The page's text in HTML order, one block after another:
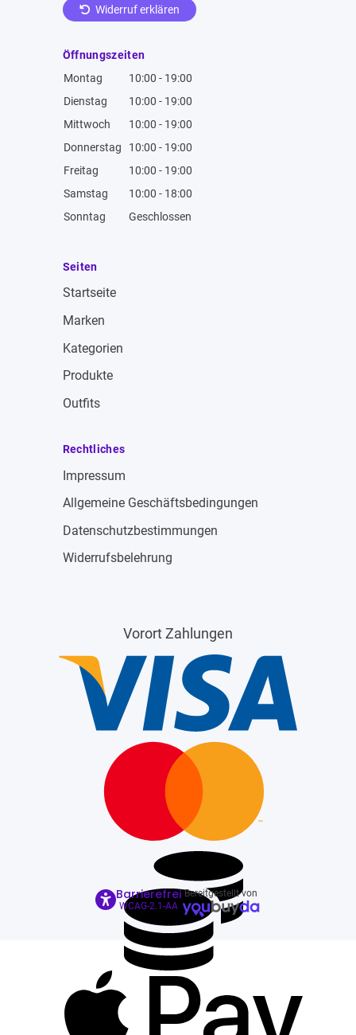
Widerruf erklären
Öffnungszeiten
Montag
10:00 - 19:00
Dienstag
10:00 - 19:00
Mittwoch
10:00 - 19:00
Donnerstag
10:00 - 19:00
Freitag
10:00 - 19:00
Samstag
10:00 - 18:00
Sonntag
Geschlossen
Seiten
Startseite
Marken
Kategorien
Produkte
Outfits
Rechtliches
Impressum
Allgemeine Geschäftsbedingungen
Datenschutzbestimmungen
Widerrufsbelehrung
Vorort Zahlungen
Barrierefrei
WCAG-2.1-AA
Bereitgestellt von